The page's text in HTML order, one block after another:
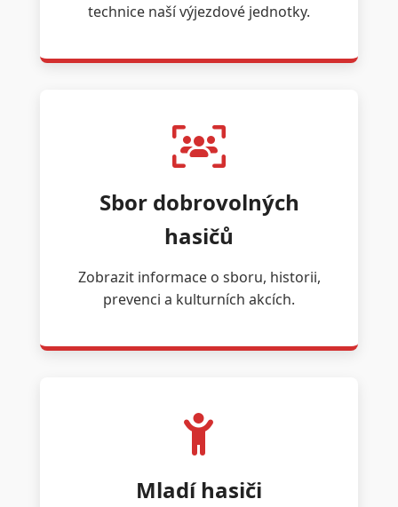
technice naší výjezdové jednotky.
Sbor dobrovolných
hasičů
Zobrazit informace o sboru, historii,
prevenci a kulturních akcích.
Mladí hasiči